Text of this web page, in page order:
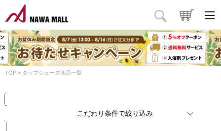
TOP タップシューズ商品一覧
こだわり条件で絞り込み
商品タイプ
価格 円～ 円
カラー